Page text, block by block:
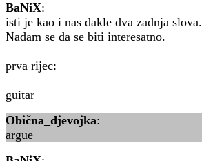
BaNiX:
isti je kao i nas dakle dva zadnja slova.
Nadam se da se biti interesatno.
prva rijec:
guitar
Obična_djevojka:
argue